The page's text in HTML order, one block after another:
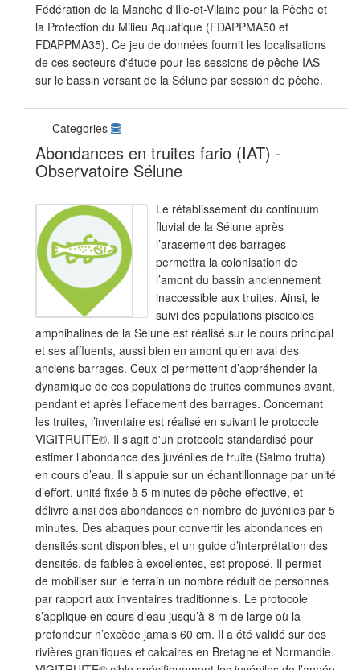
Fédération de la Manche d'Ille-et-Vilaine pour la Pêche et
la Protection du Milieu Aquatique (FDAPPMA50 et
FDAPPMA35). Ce jeu de données fournit les localisations
de ces secteurs d'étude pour les sessions de pêche IAS
sur le bassin versant de la Sélune par session de pêche.
Categories
Abondances en truites fario (IAT) -
Observatoire Sélune
Le rétablissement du continuum
fluvial de la Sélune après
l’arasement des barrages
permettra la colonisation de
l’amont du bassin anciennement
inaccessible aux truites. Ainsi, le
suivi des populations piscicoles
amphihalines de la Sélune est réalisé sur le cours principal
et ses affluents, aussi bien en amont qu’en aval des
anciens barrages. Ceux-ci permettent d’appréhender la
dynamique de ces populations de truites communes avant,
pendant et après l’effacement des barrages. Concernant
les truites, l’inventaire est réalisé en suivant le protocole
VIGITRUITE®. Il s'agit d'un protocole standardisé pour
estimer l’abondance des juvéniles de truite (Salmo trutta)
en cours d’eau. Il s’appuie sur un échantillonnage par unité
d’effort, unité fixée à 5 minutes de pêche effective, et
délivre ainsi des abondances en nombre de juvéniles par 5
minutes. Des abaques pour convertir les abondances en
densités sont disponibles, et un guide d’interprétation des
densités, de faibles à excellentes, est proposé. Il permet
de mobiliser sur le terrain un nombre réduit de personnes
par rapport aux inventaires traditionnels. Le protocole
s’applique en cours d’eau jusqu’à 8 m de large où la
profondeur n’excède jamais 60 cm. Il a été validé sur des
rivières granitiques et calcaires en Bretagne et Normandie.